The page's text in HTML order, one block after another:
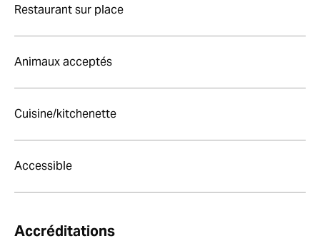
Restaurant sur place
Animaux acceptés
Cuisine/kitchenette
Accessible
Accréditations